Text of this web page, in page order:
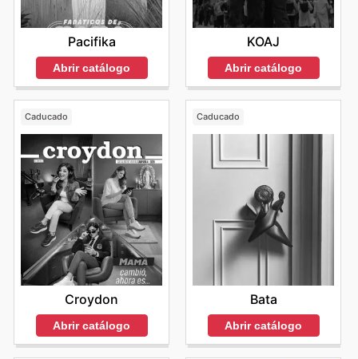
Pacifika
Abrir catálogo
KOAJ
Abrir catálogo
Caducado
Croydon
Abrir catálogo
Caducado
Bata
Abrir catálogo